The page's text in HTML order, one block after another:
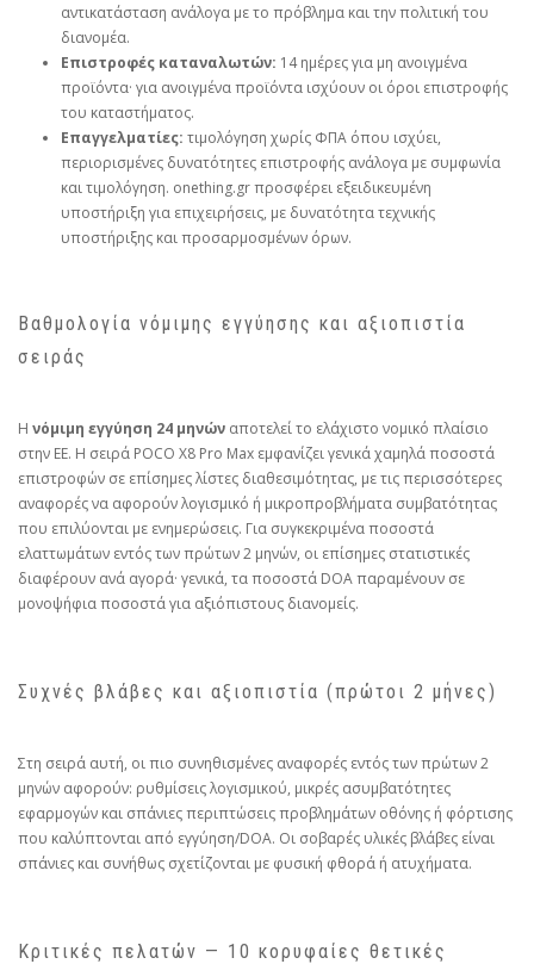
αντικατάσταση ανάλογα με το πρόβλημα και την πολιτική του
διανομέα.
Επιστροφές καταναλωτών: 14 ημέρες για μη ανοιγμένα
προϊόντα· για ανοιγμένα προϊόντα ισχύουν οι όροι επιστροφής
του καταστήματος.
Επαγγελματίες: τιμολόγηση χωρίς ΦΠΑ όπου ισχύει,
περιορισμένες δυνατότητες επιστροφής ανάλογα με συμφωνία
και τιμολόγηση. onething.gr προσφέρει εξειδικευμένη
υποστήριξη για επιχειρήσεις, με δυνατότητα τεχνικής
υποστήριξης και προσαρμοσμένων όρων.
Βαθμολογία νόμιμης εγγύησης και αξιοπιστία
σειράς
Η νόμιμη εγγύηση 24 μηνών αποτελεί το ελάχιστο νομικό πλαίσιο
στην ΕΕ. Η σειρά POCO X8 Pro Max εμφανίζει γενικά χαμηλά ποσοστά
επιστροφών σε επίσημες λίστες διαθεσιμότητας, με τις περισσότερες
αναφορές να αφορούν λογισμικό ή μικροπροβλήματα συμβατότητας
που επιλύονται με ενημερώσεις. Για συγκεκριμένα ποσοστά
ελαττωμάτων εντός των πρώτων 2 μηνών, οι επίσημες στατιστικές
διαφέρουν ανά αγορά· γενικά, τα ποσοστά DOA παραμένουν σε
μονοψήφια ποσοστά για αξιόπιστους διανομείς.
Συχνές βλάβες και αξιοπιστία (πρώτοι 2 μήνες)
Στη σειρά αυτή, οι πιο συνηθισμένες αναφορές εντός των πρώτων 2
μηνών αφορούν: ρυθμίσεις λογισμικού, μικρές ασυμβατότητες
εφαρμογών και σπάνιες περιπτώσεις προβλημάτων οθόνης ή φόρτισης
που καλύπτονται από εγγύηση/DOA. Οι σοβαρές υλικές βλάβες είναι
σπάνιες και συνήθως σχετίζονται με φυσική φθορά ή ατυχήματα.
Κριτικές πελατών — 10 κορυφαίες θετικές